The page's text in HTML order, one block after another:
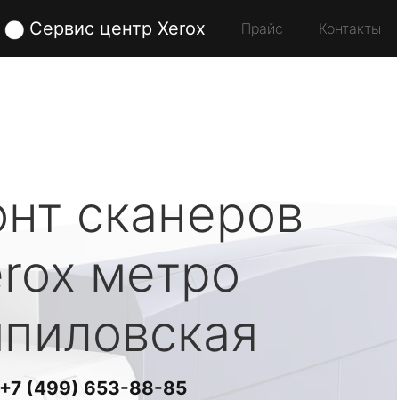
Сервис центр Xerox Прайс Контакты
сканеров
метро
+7 (499) 653-88-85